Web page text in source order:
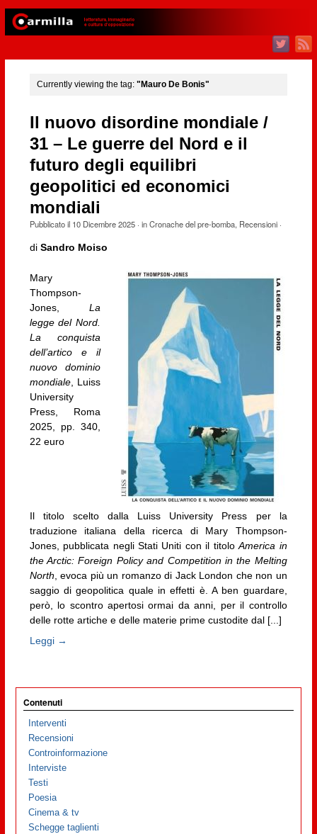
Currently viewing the tag: "Mauro De Bonis"
Il nuovo disordine mondiale /
31 – Le guerre del Nord e il
futuro degli equilibri
geopolitici ed economici
mondiali
Pubblicato il 10 Dicembre 2025· inCronache del pre-bomba, Recensioni·
di Sandro Moiso
Mary
Thompson-
Jones,La
legge del Nord.
La conquista
dell’artico e il
nuovo dominio
mondiale, Luiss
University
Press, Roma
2025, pp. 340,
22 euro
Il titolo scelto dalla Luiss University Press per la
traduzione italiana della ricerca di Mary Thompson-
Jones, pubblicata negli Stati Uniti con il titoloAmerica in
the Arctic: Foreign Policy and Competition in the Melting
North , evoca più un romanzo di Jack London che non un
saggio di geopolitica quale in effetti è. A ben guardare,
però, lo scontro apertosi ormai da anni, per il controllo
delle rotte artiche e delle materie prime custodite dal [...]
Leggi →
Contenuti
Interventi
Recensioni
Controinformazione
Interviste
Testi
Poesia
Cinema & tv
Schegge taglienti